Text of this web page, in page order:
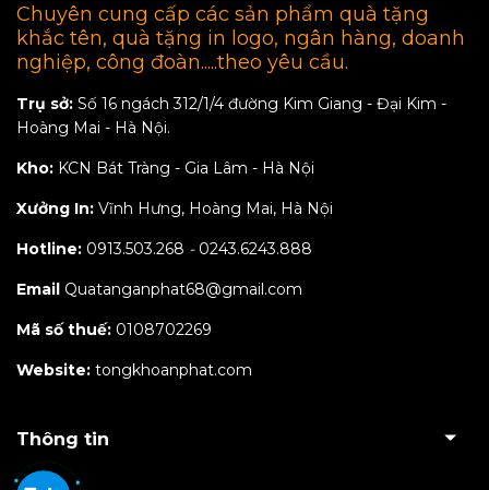
Chuyên cung cấp các sản phẩm quà tặng
khắc tên, quà tặng in logo, ngân hàng, doanh
nghiệp, công đoàn.....theo yêu cầu.
Trụ sở: Số 16 ngách 312/1/4 đường Kim Giang - Đại Kim -
Hoàng Mai - Hà Nội.
Kho: KCN Bát Tràng - Gia Lâm - Hà Nội
Xưởng In: Vĩnh Hưng, Hoàng Mai, Hà Nội
Hotline: 0913.503.268 - 0243.6243.888
Email Quatanganphat68@gmail.com
Mã số thuế: 0108702269
Website: tongkhoanphat.com
Thông tin